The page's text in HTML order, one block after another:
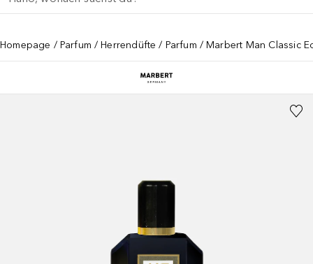
Homepage Parfum Herrendüfte Parfum Marbert Man Classic